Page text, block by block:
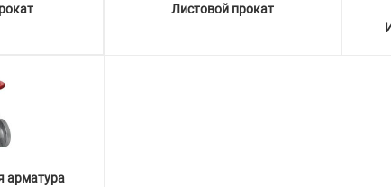
Листовой прокат
арматура